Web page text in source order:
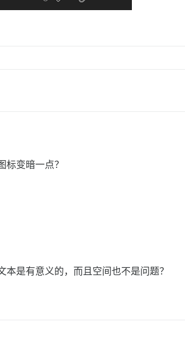
变暗一点？
是有意义的，而且空间也不是问题？